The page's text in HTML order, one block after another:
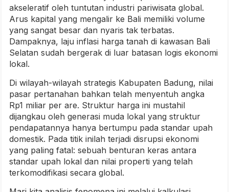
akseleratif oleh tuntutan industri pariwisata global.
Arus kapital yang mengalir ke Bali memiliki volume
yang sangat besar dan nyaris tak terbatas.
Dampaknya, laju inflasi harga tanah di kawasan Bali
Selatan sudah bergerak di luar batasan logis ekonomi
lokal.
Di wilayah-wilayah strategis Kabupaten Badung, nilai
pasar pertanahan bahkan telah menyentuh angka
Rp1 miliar per are. Struktur harga ini mustahil
dijangkau oleh generasi muda lokal yang struktur
pendapatannya hanya bertumpu pada standar upah
domestik. Pada titik inilah terjadi disrupsi ekonomi
yang paling fatal: sebuah benturan keras antara
standar upah lokal dan nilai properti yang telah
terkomodifikasi secara global.